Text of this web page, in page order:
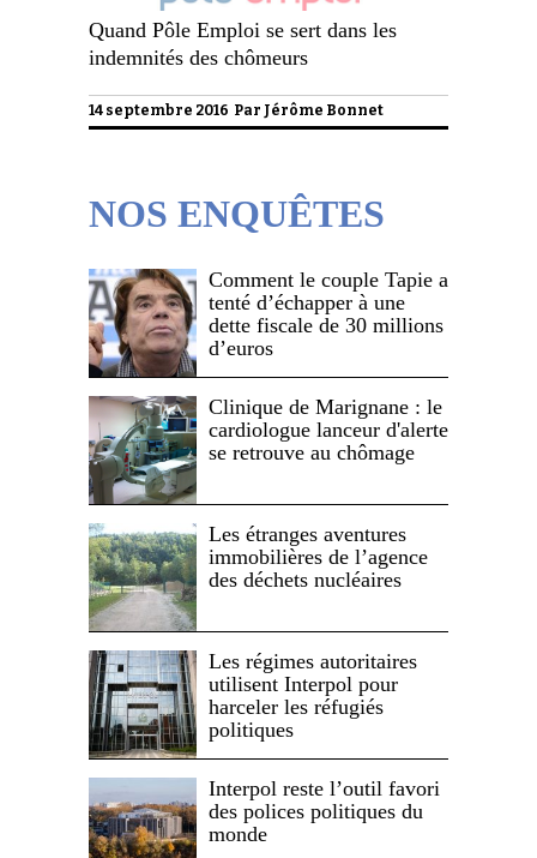
Quand Pôle Emploi se sert dans les
indemnités des chômeurs
14 septembre 2016 Par Jérôme Bonnet
NOS ENQUÊTES
Comment le couple Tapie a
tenté d’échapper à une
dette fiscale de 30 millions
d’euros
Clinique de Marignane : le
cardiologue lanceur d'alerte
se retrouve au chômage
Les étranges aventures
immobilières de l’agence
des déchets nucléaires
Les régimes autoritaires
utilisent Interpol pour
harceler les réfugiés
politiques
Interpol reste l’outil favori
des polices politiques du
monde